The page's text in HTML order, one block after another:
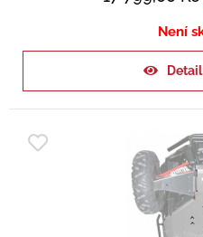
Není